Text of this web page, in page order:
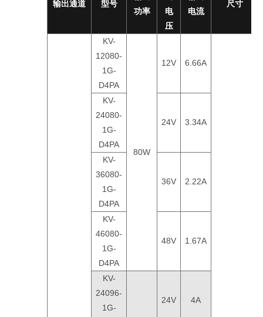
输出通道 型号
功率
电
压
电流
尺寸
KV-
12080-
1G-
D4PA
80W
12V 6.66A
KV-
24080-
1G-
D4PA
24V 3.34A
KV-
36080-
1G-
D4PA
36V 2.22A
KV-
46080-
1G-
D4PA
48V 1.67A
KV-
24096-
1G-
24V 4A